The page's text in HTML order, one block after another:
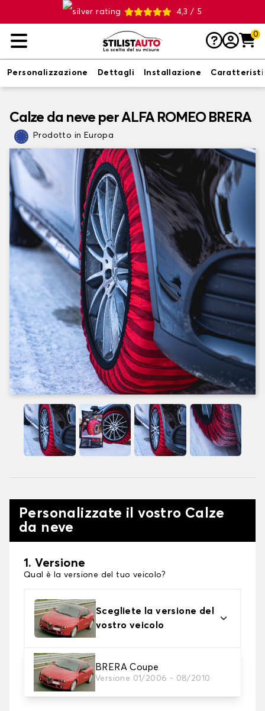
4,3 / 5
0
Personalizzazione Dettagli Installazione
Calze da neve per ALFA ROMEO BRERA
Prodotto in Europa
Personalizzate il vostro Calze
da neve
1. Versione
Qual è la versione del tuo veicolo?
Scegliete la versione del
vostro veicolo
BRERA Coupe
Versione 01/2006 - 08/2010
2. Finitura a calza
Scegli le calze da neve adatte alle tue necessità